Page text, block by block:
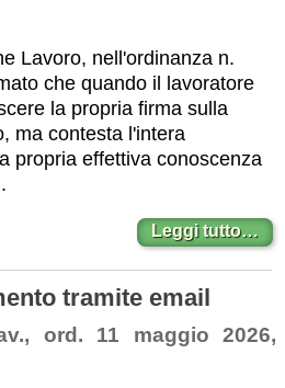
Lavoro, nell'ordinanza n.
che quando il lavoratore
la propria firma sulla
ma contesta l'intera
propria effettiva conoscenza
Leggi tutto…
tramite email
ord. 11 maggio 2026,